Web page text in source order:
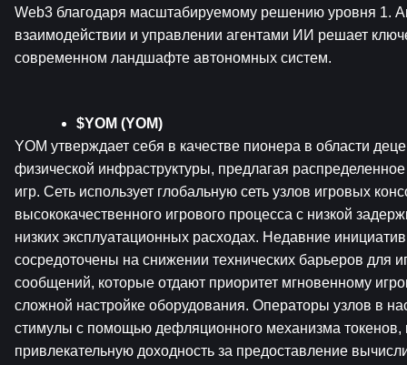
Web3 благодаря масштабируемому решению уровня 1.
взаимодействии и управлении агентами ИИ решает
современном ландшафте автономных систем.
$YOM (YOM)
YOM утверждает себя в качестве пионера в области
физической инфраструктуры, предлагая
игр. Сеть использует глобальную сеть узлов игровых
высококачественного игрового процесса с низкой
низких эксплуатационных расходах. Недавние
сосредоточены на снижении технических барьеров для
сообщений, которые отдают приоритет мгновенному
сложной настройке оборудования. Операторы узлов в
стимулы с помощью дефляционного механизма токенов,
привлекательную доходность за предоставление